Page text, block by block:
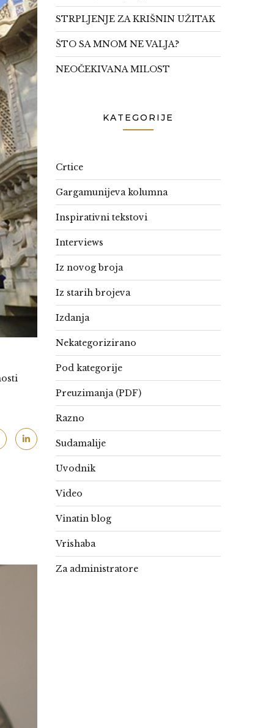
STRPLJENJE ZA KRIŠNIN UŽITAK
ŠTO SA MNOM NE VALJA?
NEOČEKIVANA MILOST
KATEGORIJE
Crtice
Gargamunijeva kolumna
Inspirativni tekstovi
Interviews
Iz novog broja
Iz starih brojeva
Izdanja
Nekategorizirano
Pod kategorije
Preuzimanja (PDF)
Razno
Sudamalije
Uvodnik
Video
Vinatin blog
Vrishaba
Za administratore